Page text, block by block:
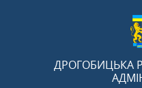
ДРОГОБИЦЬКА
ГОЛОВНА